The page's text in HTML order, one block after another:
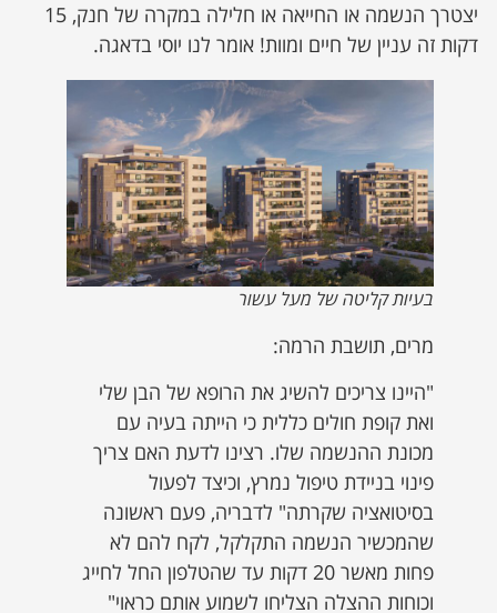
יצטרך הנשמה או החייאה או חלילה במקרה של חנק, 15
דקות זה עניין של חיים ומוות! אומר לנו יוסי בדאגה.
בעיות קליטה של מעל עשור
מרים, תושבת הרמה:
"היינו צריכים להשיג את הרופא של הבן שלי
ואת קופת חולים כללית כי הייתה בעיה עם
מכונת ההנשמה שלו. רצינו לדעת האם צריך
פינוי בניידת טיפול נמרץ, וכיצד לפעול
בסיטואציה שקרתה" לדבריה, פעם ראשונה
שהמכשיר הנשמה התקלקל, לקח להם לא
פחות מאשר 20 דקות עד שהטלפון החל לחייג
וכוחות ההצלה הצליחו לשמוע אותם כראוי"